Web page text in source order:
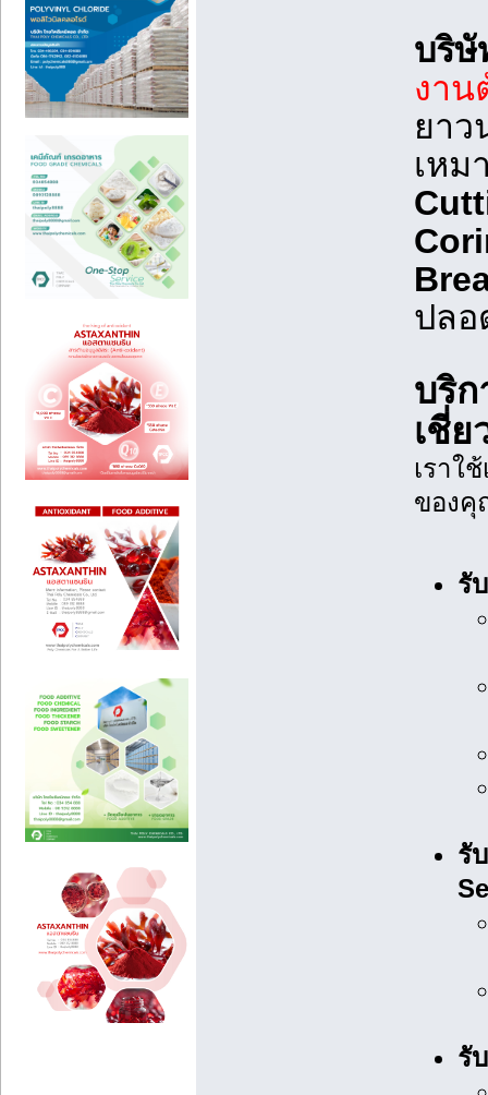
บริษั
งาน
ยาว
เหม
ปลอ
บริ
เชี่
เราใ
ของ
รั
รั
รั